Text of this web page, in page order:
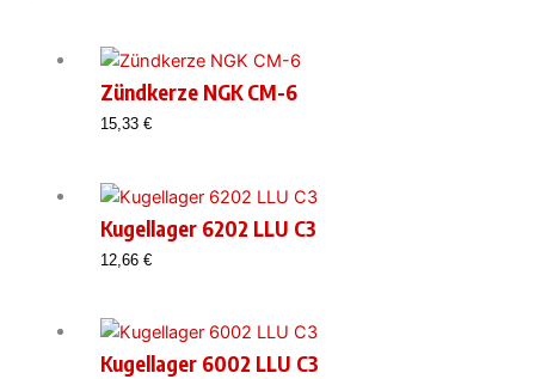
Zündkerze NGK CM-6
15,33 €
Kugellager 6202 LLU C3
12,66 €
Kugellager 6002 LLU C3